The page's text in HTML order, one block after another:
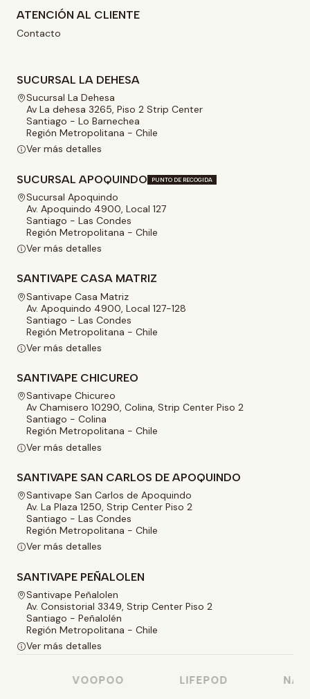
ATENCIÓN AL CLIENTE
Contacto
SUCURSAL LA DEHESA
Sucursal La Dehesa
Av La dehesa 3265, Piso 2 Strip Center
Santiago - Lo Barnechea
Región Metropolitana - Chile
Ver más detalles
SUCURSAL APOQUINDO PUNTO DE RECOGIDA
Sucursal Apoquindo
Av. Apoquindo 4900, Local 127
Santiago - Las Condes
Región Metropolitana - Chile
Ver más detalles
SANTIVAPE CASA MATRIZ
Santivape Casa Matriz
Av. Apoquindo 4900, Local 127-128
Santiago - Las Condes
Región Metropolitana - Chile
Ver más detalles
SANTIVAPE CHICUREO
Santivape Chicureo
Av Chamisero 10290, Colina, Strip Center Piso 2
Santiago - Colina
Región Metropolitana - Chile
Ver más detalles
SANTIVAPE SAN CARLOS DE APOQUINDO
Santivape San Carlos de Apoquindo
Av. La Plaza 1250, Strip Center Piso 2
Santiago - Las Condes
Región Metropolitana - Chile
Ver más detalles
SANTIVAPE PEÑALOLEN
Santivape Peñalolen
Av. Consistorial 3349, Strip Center Piso 2
Santiago - Peñalolén
Región Metropolitana - Chile
Ver más detalles
VOOPOO LIFEPOD